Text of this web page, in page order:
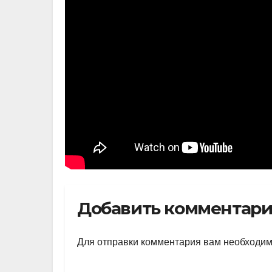
Добавить
Для отправки комментария вам